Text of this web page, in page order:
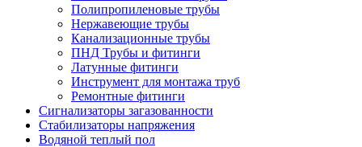
Полипропиленовые трубы
Нержавеющие трубы
Канализационные трубы
ПНД Трубы и фитинги
Латунные фитинги
Инструмент для монтажа труб
Ремонтные фитинги
Сигнализаторы загазованности
Стабилизаторы напряжения
Водяной теплый пол